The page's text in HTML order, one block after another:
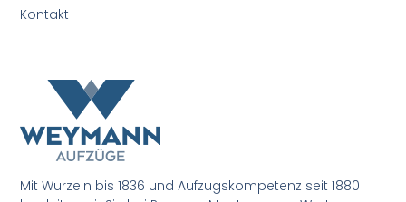
Mit Wurzeln bis 1836 und Aufzugskompetenz seit 1880
Kontakt